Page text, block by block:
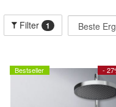
Filter 1
-
Bestseller